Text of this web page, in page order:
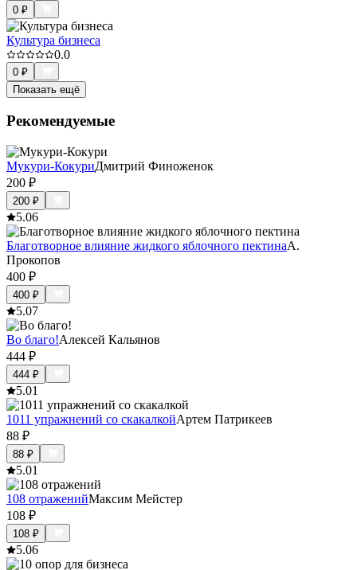
0 ₽
Культура бизнеса
0.0
0 ₽
Показать ещё
Рекомендуемые
Мукури-КокуриДмитрий Финоженок
200 ₽
200 ₽
5.06
Благотворное влияние жидкого яблочного пектинаА.
Прокопов
400 ₽
400 ₽
5.07
Во благо!Алексей Кальянов
444 ₽
444 ₽
5.01
1011 упражнений со скакалкойАртем Патрикеев
88 ₽
88 ₽
5.01
108 отраженийМаксим Мейстер
108 ₽
108 ₽
5.06